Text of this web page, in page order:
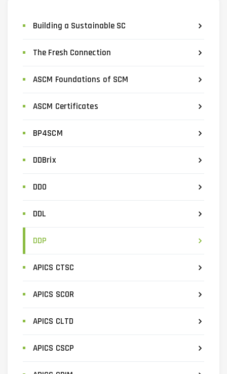
Building a Sustainable SC
The Fresh Connection
ASCM Foundations of SCM
ASCM Certificates
BP4SCM
DDBrix
DDO
DDL
DDP
APICS CTSC
APICS SCOR
APICS CLTD
APICS CSCP